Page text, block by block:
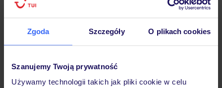
Zgoda Szczegóły O plikach cookies
Szanujemy Twoją prywatność
Używamy technologii takich jak pliki cookie w celu
Hotel